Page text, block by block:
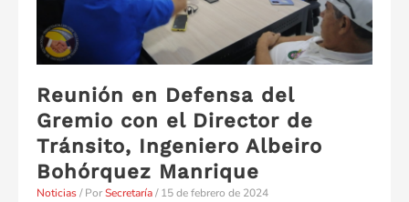
Reunión en Defensa del
Gremio con el Director de
Tránsito, Ingeniero Albeiro
Bohórquez Manrique
Noticias/ PorSecretaría/15 de febrero de 2024